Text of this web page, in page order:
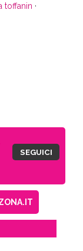
toffanin ·
SEGUICI